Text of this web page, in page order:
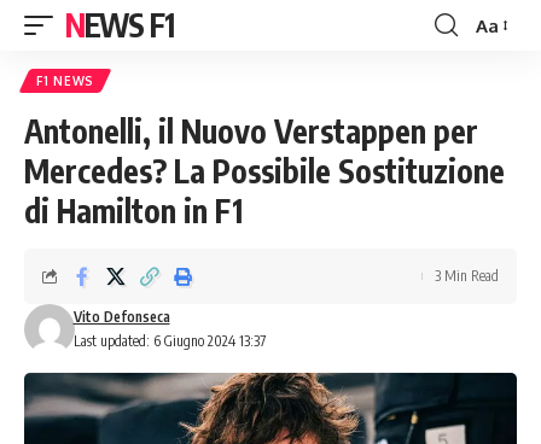
NEWS F1
Font
Aa
F1 NEWS
Antonelli, il Nuovo Verstappen per
Mercedes? La Possibile Sostituzione
di Hamilton in F1
Last updated: 6 Giugno 2024 13:37
Vito Defonseca
3 Min Read